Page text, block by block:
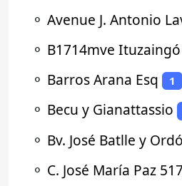
⚬ Avenue J. Antonio
⚬ B1714mve Ituzaingó
⚬ Barros Arana Esq 1
⚬ Becu y Gianattassio
⚬ Bv. José Batlle y
⚬ C. José María Paz 517